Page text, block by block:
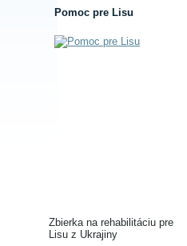
Pomoc pre Lisu
Zbierka na rehabilitáciu pre
Lisu z Ukrajiny